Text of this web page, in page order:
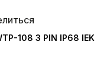
108 3 PIN IP68 IEK